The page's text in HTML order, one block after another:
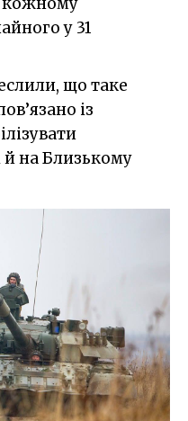
у 31
що таке
із
й на Близькому